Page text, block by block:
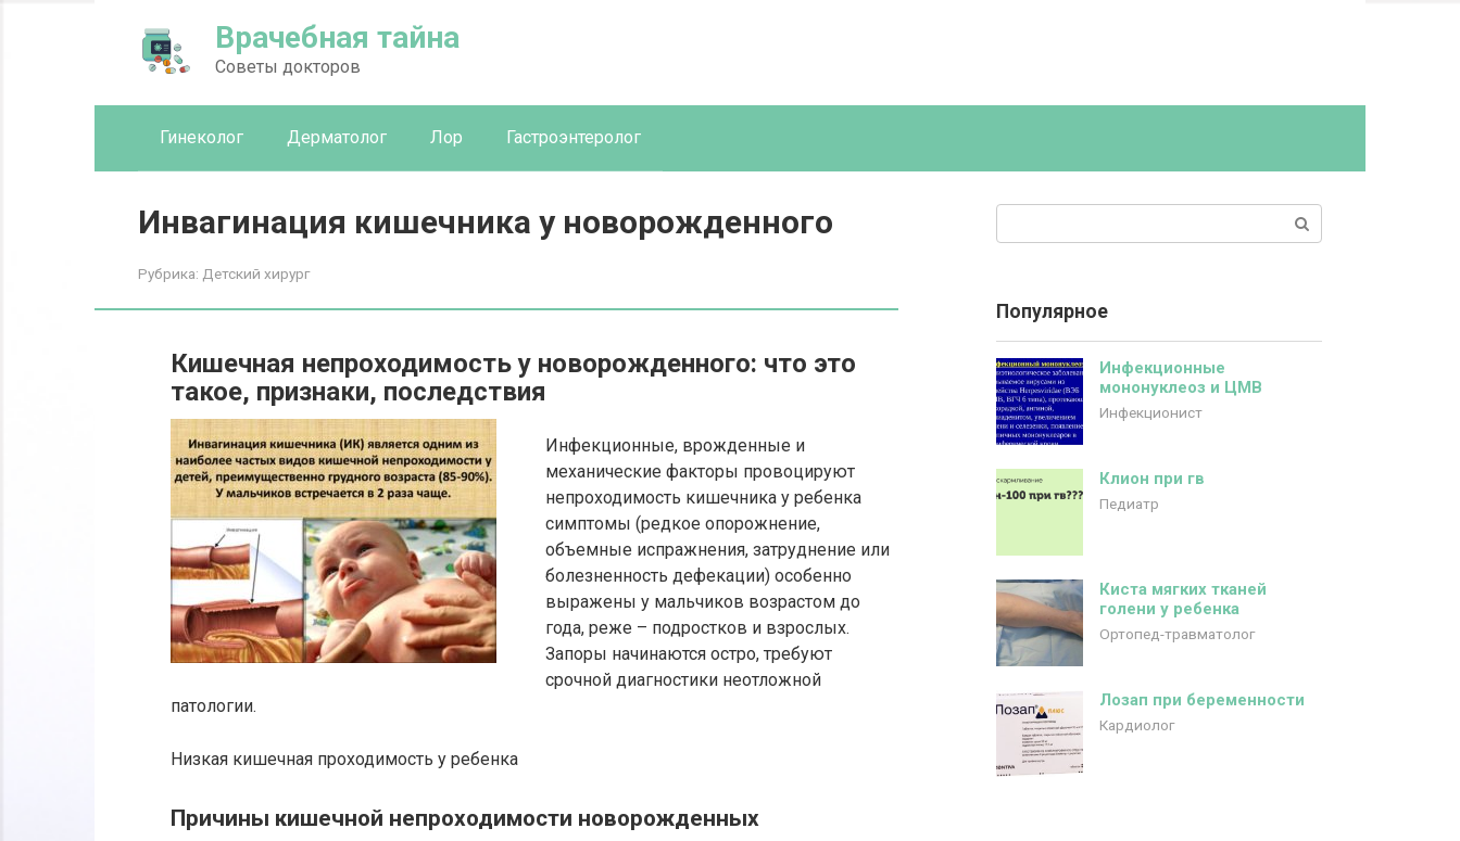
Врачебная тайна
Советы докторов
Гинеколог Дерматолог Лор Гастроэнтеролог
Инвагинация кишечника у новорожденного
Рубрика: Детский хирург
Кишечная непроходимость у новорожденного: что это
такое, признаки, последствия
Инфекционные, врожденные и
механические факторы провоцируют
непроходимость кишечника у ребенка
симптомы (редкое опорожнение,
объемные испражнения, затруднение или
болезненность дефекации) особенно
выражены у мальчиков возрастом до
года, реже – подростков и взрослых.
Запоры начинаются остро, требуют
срочной диагностики неотложной
патологии.
Низкая кишечная проходимость у ребенка
Причины кишечной непроходимости новорожденных
Популярное
Инфекционные
мононуклеоз и ЦМВ
Инфекционист
Клион при гв
Педиатр
Киста мягких тканей
голени у ребенка
Ортопед-травматолог
Лозап при беременности
Кардиолог